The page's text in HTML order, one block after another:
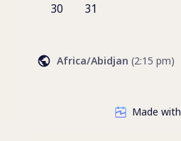
30
31
Africa/Abidjan (2:15 pm)
Made with